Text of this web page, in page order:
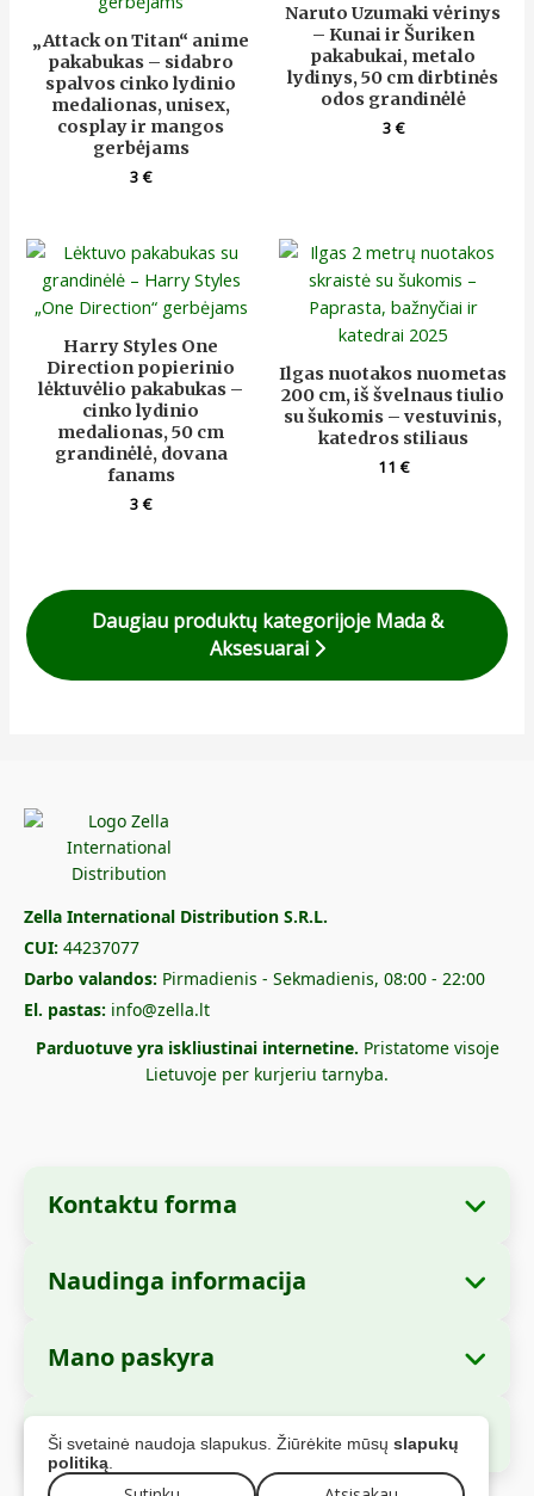
Ši svetainė naudoja slapukus. Žiūrėkite mūsų slapukų
politiką
„Attack on Titan“ anime
pakabukas – sidabro
spalvos cinko lydinio
medalionas, unisex,
cosplay ir mangos
gerbėjams
3€
Naruto Uzumaki vėrinys
– Kunai ir Šuriken
pakabukai, metalo
lydinys, 50 cm dirbtinės
odos grandinėlė
3€
Harry Styles One
Direction popierinio
lėktuvėlio pakabukas –
cinko lydinio
medalionas, 50 cm
grandinėlė, dovana
fanams
3€
Ilgas nuotakos nuometas
200 cm, iš švelnaus tiulio
su šukomis – vestuvinis,
katedros stiliaus
11€
Daugiau produktų kategorijoje Mada &
Aksesuarai
Zella International Distribution S.R.L.
CUI: 44237077
Darbo valandos: Pirmadienis - Sekmadienis, 08:00 - 22:00
El. pastas: info@zella.lt
Parduotuve yra iskliustinai internetine. Pristatome visoje
Lietuvoje per kurjeriu tarnyba.
Kontaktu forma
Imones informacija
Imones pavadinimas:
Distribution S.R.L.
Buveine:Strada Cuza Voda nr. 97, Sector 4,
Bucuresti, 040283, Rumunija
Naudinga informacija
Kaip uzsisakyti?
Mokejimo büdai
Siuntimo informacija
Mano paskyra
Mano uzsakymai
Asmens duomenys
Saugus apmokejimas